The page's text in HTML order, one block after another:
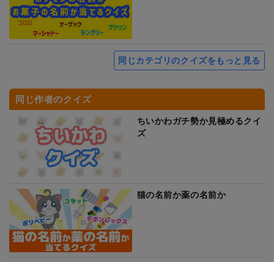
同じカテゴリのクイズをもっと見る
同じ作者のクイズ
ちいかわガチ勢か見極めるクイ
ズ
猫の名前か薬の名前か